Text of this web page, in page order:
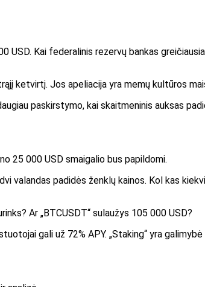
USD. Kai federalinis rezervų bankas
ketvirtį. Jos apeliacija yra memų kultūros
paskirstymo, kai skaitmeninis auksas
25 000 USD smaigalio bus papildomi.
valandas padidės ženklų kainos. Kol kas
gali už 72% APY. „Staking“ yra